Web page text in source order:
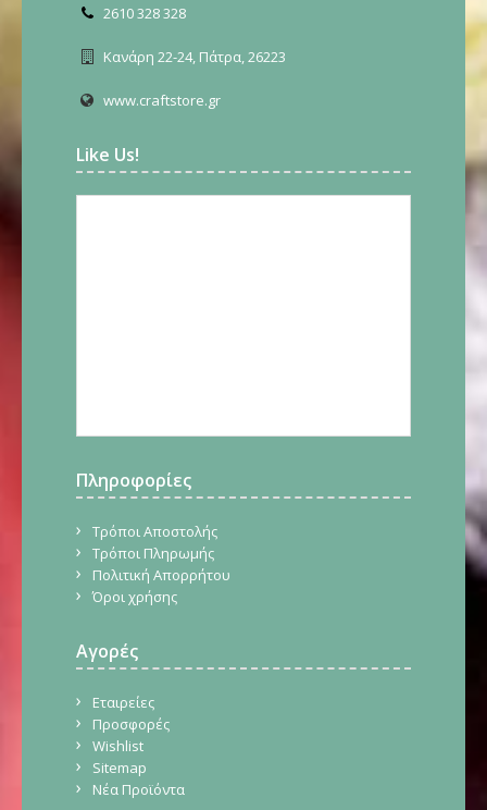
2610 328 328
Κανάρη 22-24, Πάτρα, 26223
www.craftstore.gr
Like Us!
Πληροφορίες
Τρόποι Αποστολής
Τρόποι Πληρωμής
Πολιτική Απορρήτου
Όροι χρήσης
Αγορές
Εταιρείες
Προσφορές
Wishlist
Sitemap
Νέα Προϊόντα